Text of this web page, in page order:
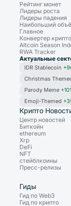
Рейтинг монет
Лидеры роста
Лидеры падения
Наибольший
Главное
Конвертер
Altcoin Season
RWA Tracker
Актуальные
IDR Stablecoin
Christmas
Parody Meme
Emoji-Themed
Крипто
Центр новостей
Биткойн
ethereum
Xrp
DeFi
NFT
стейблкоины
Пресс-релизы
Гиды
Гид по Web3
Гид по крипто